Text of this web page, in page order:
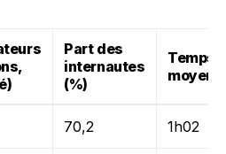
Part des
internautes
(%)
Temps
moyen/
70,2 1h02